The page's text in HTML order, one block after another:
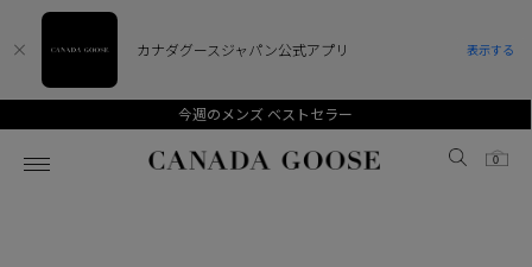
今週のメンズ ベストセラー
Canada Goose
0
カナダグースジャパン公式アプリ 表示する